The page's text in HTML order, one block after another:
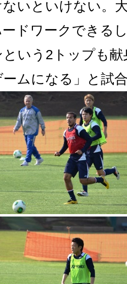
いといけない。
ドワークできる
いう2トップも
ムになる」と試